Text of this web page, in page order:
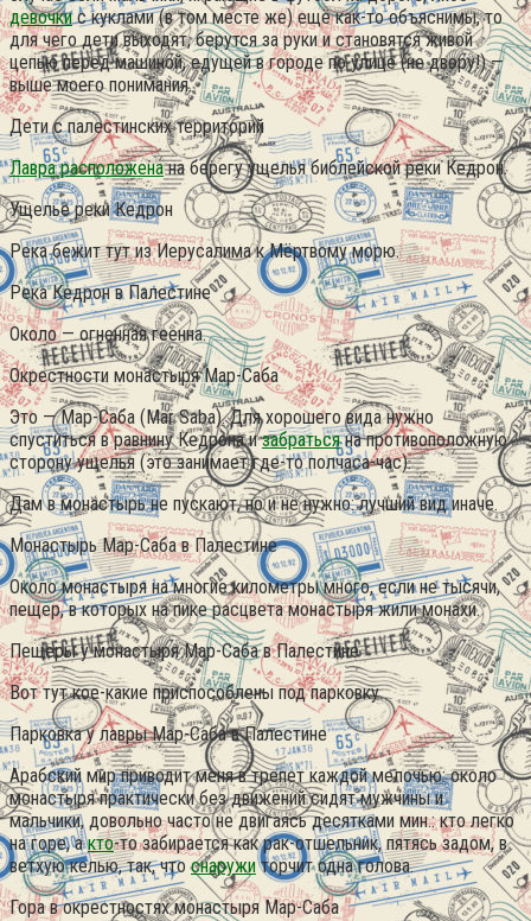
девочкис куклами (в том месте же) ещё как-то объяснимы, то
для чего дети выходят, берутся за руки и становятся живой
цепью перед машиной, едущей в городе по улице (не двору!) —
выше моего понимания.
Дети с палестинских территорий
Лавра расположенана берегу ущелья библейской реки Кедрон.
Ущелье реки Кедрон
Река бежит тут из Иерусалима к Мёртвому морю.
Река Кедрон в Палестине
Около — огненная геенна.
Окрестности монастыря Мар-Саба
Это — Мар-Саба (Mar Saba). Для хорошего вида нужно
спуститься в равнину Кедрона изабратьсяна противоположную
сторону ущелья (это занимает где-то полчаса-час).
Дам в монастырь не пускают, но и не нужно: лучший вид иначе.
Монастырь Мар-Саба в Палестине
Около монастыря на многие километры много, если не тысячи,
пещер, в которых на пике расцвета монастыря жили монахи.
Пещеры у монастыря Мар-Саба в Палестине
Вот тут кое-какие приспособлены под парковку.
Парковка у лавры Мар-Саба в Палестине
Арабский мир приводит меня в трепет каждой мелочью: около
монастыря практически без движений сидят мужчины и
мальчики, довольно часто не двигаясь десятками мин.: кто легко
на горе, акто-то забирается как рак-отшельник, пятясь задом, в
ветхую келью, так, чтоснаружиторчит одна голова.
Гора в окрестностях монастыря Мар-Саба